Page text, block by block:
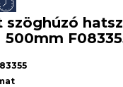
szöghúzó
500mm